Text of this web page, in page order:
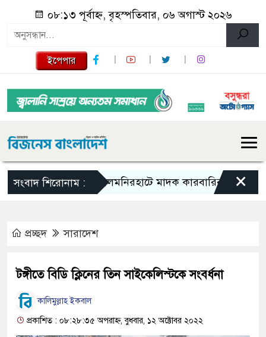
০৮:১৩ পূর্বাহ্ন, বৃহস্পতিবার, ০৬ অগাস্ট ২০২৬
ইপেপার
সংবাদ শিরোনাম :লালমনিরহাটে মাদক কারবারির ১০ বছর সশ্রম
×
প্রচ্ছদ সারাদেশ
টঙ্গীতে বিডি ক্লিনের তিন সাইকেলিস্টকে সংবর্ধনা
কালিমুল্লাহ ইকবাল
প্রকাশিত : ০৮:২৮:৩৫ অপরাহ্ন, বুধবার, ১২ অক্টোবর ২০২২